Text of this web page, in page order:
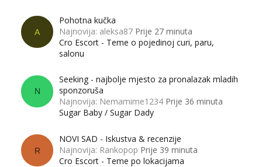
A
Pohotna kučka
Najnovija: aleksa87 Prije 27 minuta
Cro Escort - Teme o pojedinoj curi, paru,
salonu
N
Seeking - najbolje mjesto za pronalazak mladih
sponzoruša
Najnovija: Nemamime1234 Prije 36 minuta
Sugar Baby / Sugar Dady
R
NOVI SAD - Iskustva & recenzije
Najnovija: Rankopop Prije 39 minuta
Cro Escort - Teme po lokacijama